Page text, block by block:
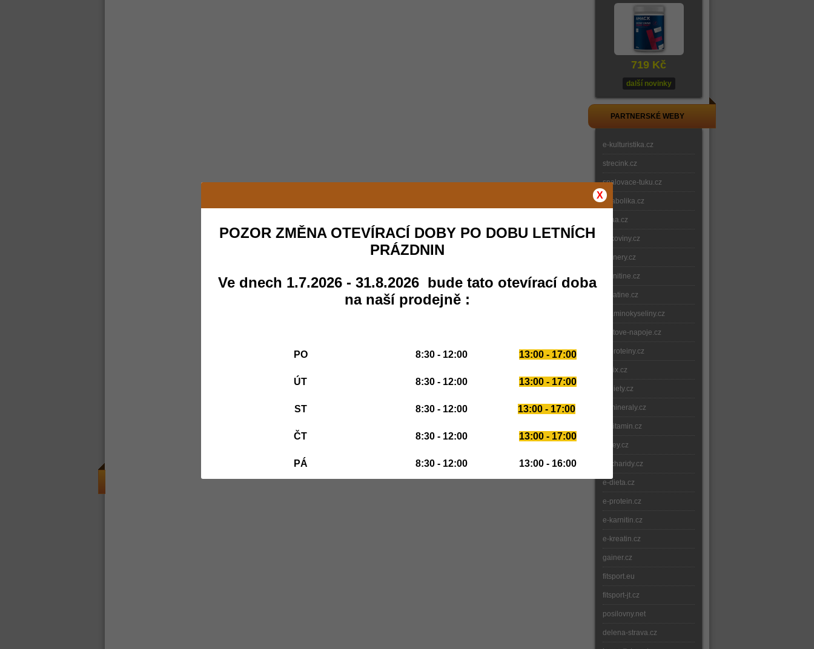
719 Kč
další novinky
PARTNERSKÉ WEBY
e-kulturistika.cz
strecink.cz
spalovace-tuku.cz
anabolika.cz
bcaa.cz
bilkoviny.cz
gainery.cz
carnitine.cz
creatine.cz
e-aminokyseliny.cz
iontove-napoje.cz
e-proteiny.cz
nitrix.cz
e-diety.cz
e-mineraly.cz
e-vitamin.cz
whey.cz
sacharidy.cz
e-dieta.cz
e-protein.cz
e-karnitin.cz
e-kreatin.cz
gainer.cz
fitsport.eu
fitsport-jt.cz
posilovny.net
delena-strava.cz
X
POZOR ZMĚNA OTEVÍRACÍ DOBY PO DOBU LETNÍCH
PRÁZDNIN
Ve dnech 1.7.2026 - 31.8.2026 bude tato otevírací doba
na naší prodejně :
PO 8:30 - 12:00 13:00 - 17:00
ÚT 8:30 - 12:00 13:00 - 17:00
ST 8:30 - 12:00 13:00 - 17:00
ČT 8:30 - 12:00 13:00 - 17:00
PÁ 8:30 - 12:00 13:00 - 16:00